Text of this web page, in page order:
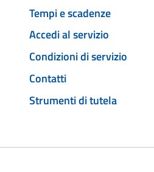
Tempi e scadenze
Accedi al servizio
Condizioni di servizio
Contatti
Strumenti di tutela